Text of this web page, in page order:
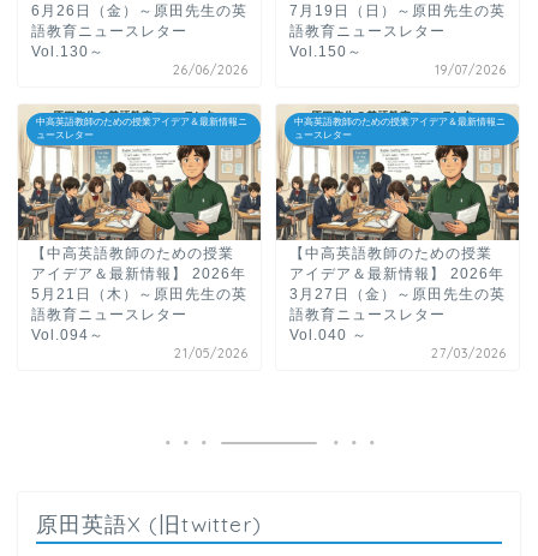
6月26日（金）～原田先生の英
語教育ニュースレター
Vol.130～
26/06/2026
7月19日（日）～原田先生の英
語教育ニュースレター
Vol.150～
19/07/2026
中高英語教師のための授業アイデア＆最新情報ニ
ュースレター
【中高英語教師のための授業
アイデア＆最新情報】 2026年
5月21日（木）～原田先生の英
語教育ニュースレター
Vol.094～
21/05/2026
中高英語教師のための授業アイデア＆最新情報ニ
ュースレター
【中高英語教師のための授業
アイデア＆最新情報】 2026年
3月27日（金）～原田先生の英
語教育ニュースレター
Vol.040 ～
27/03/2026
原田英語X (旧twitter)